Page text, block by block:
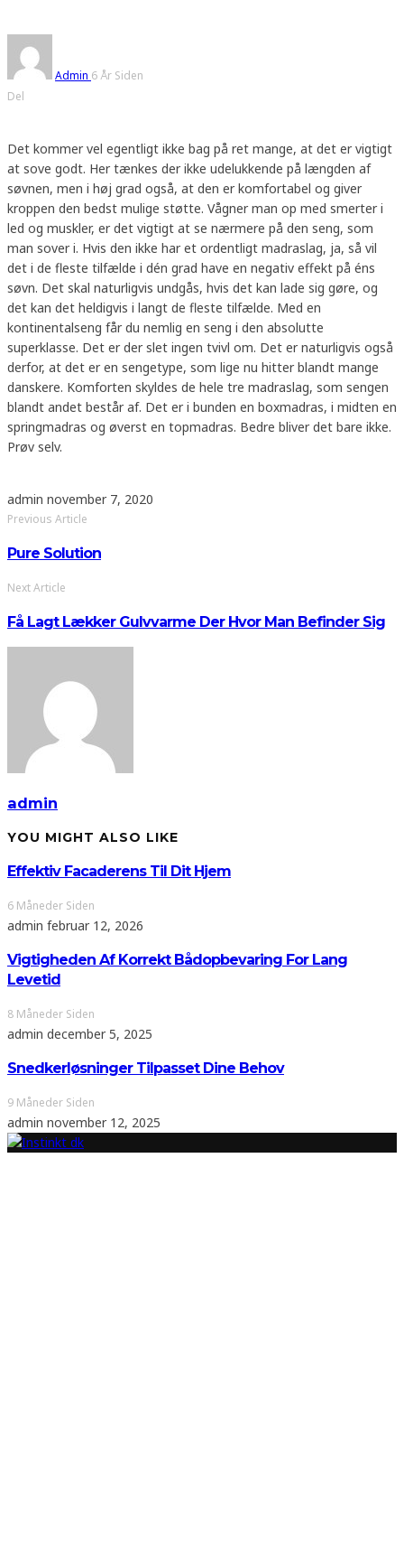
Admin 6 År Siden
Del
Det kommer vel egentligt ikke bag på ret mange, at det er vigtigt
at sove godt. Her tænkes der ikke udelukkende på længden af
søvnen, men i høj grad også, at den er komfortabel og giver
kroppen den bedst mulige støtte. Vågner man op med smerter i
led og muskler, er det vigtigt at se nærmere på den seng, som
man sover i. Hvis den ikke har et ordentligt madraslag, ja, så vil
det i de fleste tilfælde i dén grad have en negativ effekt på éns
søvn. Det skal naturligvis undgås, hvis det kan lade sig gøre, og
det kan det heldigvis i langt de fleste tilfælde. Med en
kontinentalseng får du nemlig en seng i den absolutte
superklasse. Det er der slet ingen tvivl om. Det er naturligvis også
derfor, at det er en sengetype, som lige nu hitter blandt mange
danskere. Komforten skyldes de hele tre madraslag, som sengen
blandt andet består af. Det er i bunden en boxmadras, i midten en
springmadras og øverst en topmadras. Bedre bliver det bare ikke.
Prøv selv.
admin november 7, 2020
Previous Article
Pure Solution
Next Article
Få Lagt Lækker Gulvvarme Der Hvor Man Befinder Sig
admin
YOU MIGHT ALSO LIKE
Effektiv Facaderens Til Dit Hjem
6 Måneder Siden
admin februar 12, 2026
Vigtigheden Af Korrekt Bådopbevaring For Lang
Levetid
8 Måneder Siden
admin december 5, 2025
Snedkerløsninger Tilpasset Dine Behov
9 Måneder Siden
admin november 12, 2025